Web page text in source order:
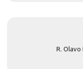
R. Olavo